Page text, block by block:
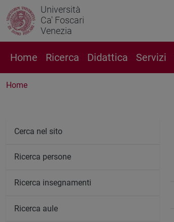
Università
Ca' Foscari
Venezia
Home Ricerca Didattica Servizi
Home
Cerca nel sito
Ricerca persone
Ricerca insegnamenti
Ricerca aule